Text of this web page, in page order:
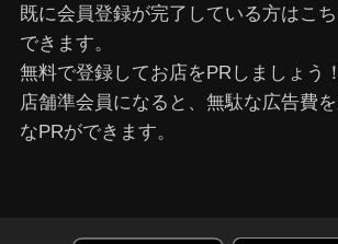
既に会員登録が完了している⽅はこ
できます。
無料で登録してお店をPRしましょう！
店舗準会員になると、無駄な広告費
なPRができます。